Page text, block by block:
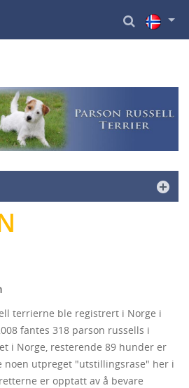
terrierne ble registrert i Norge i
fantes 318 parson russells i
i Norge, resterende 89 hunder er
noen utpreget "utstillingsrase" her i
er opptatt av å bevare